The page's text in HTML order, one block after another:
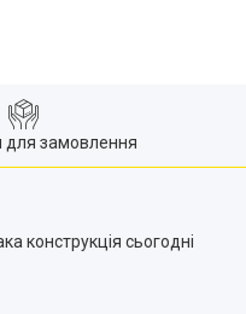
для замовлення
конструкція сьогодні